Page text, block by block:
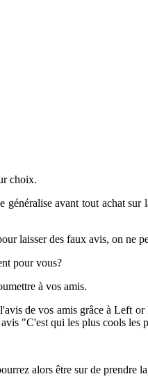
choix.
avant tout achat
laisser des faux avis, on ne
pour vous?
à vos amis.
de vos amis grâce à Left
"C'est qui les plus cools les
alors être sur de prendre